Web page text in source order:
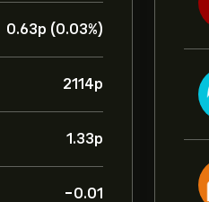
0.63‎p‎ (0.03%)
2114‎p‎
1.33‎p‎
-0.01